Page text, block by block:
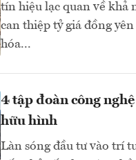
tín hiệu lạc quan về khả
can thiệp tỷ giá đồng
hóa...
4 tập đoàn công
hữu hình
Làn sóng đầu tư vào trí